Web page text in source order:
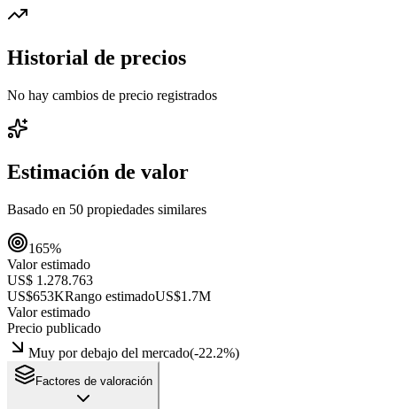
Historial de precios
No hay cambios de precio registrados
Estimación de valor
Basado en 50 propiedades similares
165%
Valor estimado
US$ 1.278.763
US$653KRango estimadoUS$1.7M
Valor estimado
Precio publicado
Muy por debajo del mercado(-22.2%)
Factores de valoración